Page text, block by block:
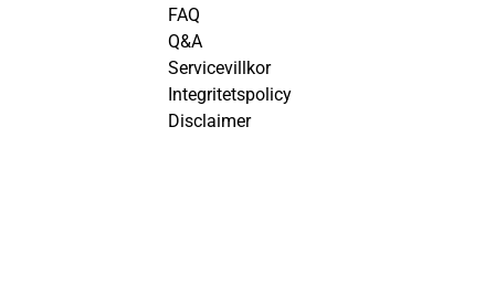
FAQ
Q&A
Servicevillkor
Integritetspolicy
Disclaimer